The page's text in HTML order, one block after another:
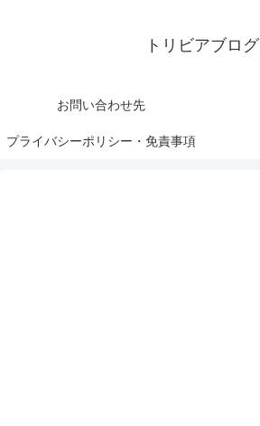
トリビアブログ
お問い合わせ先
プライバシーポリシー・免責事項